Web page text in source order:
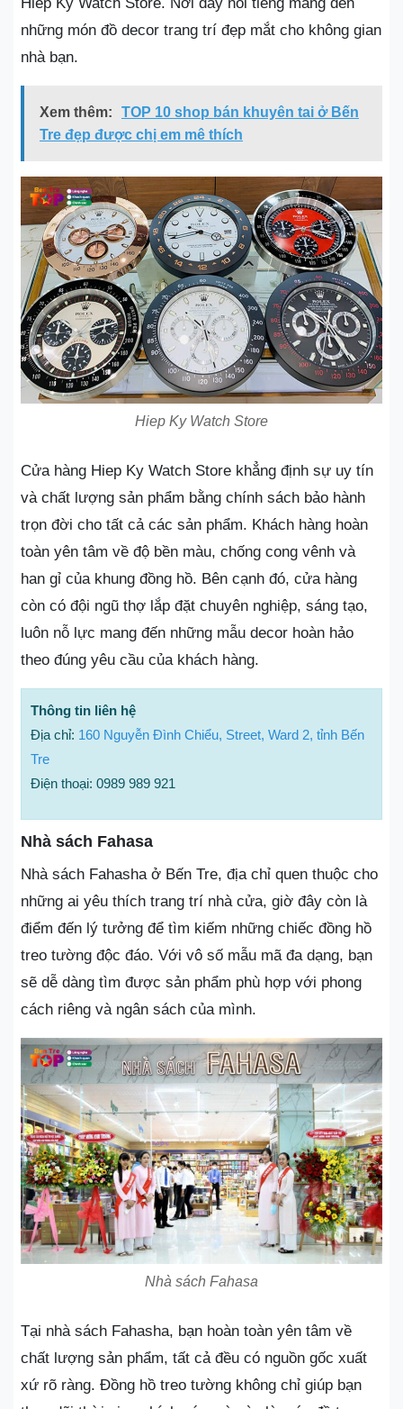
những món đồ decor trang trí đẹp mắt cho không gian
nhà bạn.
Xem thêm:
TOP 10 shop bán khuyên tai ở Bến
Tre đẹp được chị em mê thích
Hiep Ky Watch Store
Cửa hàng Hiep Ky Watch Store khẳng định sự uy tín
và chất lượng sản phẩm bằng chính sách bảo hành
trọn đời cho tất cả các sản phẩm. Khách hàng hoàn
toàn yên tâm về độ bền màu, chống cong vênh và
han gỉ của khung đồng hồ. Bên cạnh đó, cửa hàng
còn có đội ngũ thợ lắp đặt chuyên nghiệp, sáng tạo,
luôn nỗ lực mang đến những mẫu decor hoàn hảo
theo đúng yêu cầu của khách hàng.
Thông tin liên hệ
Địa chỉ: 160 Nguyễn Đình Chiểu, Street, Ward 2, tỉnh Bến
Tre
Điện thoại: 0989 989 921
Nhà sách Fahasa
Nhà sách Fahasha ở Bến Tre, địa chỉ quen thuộc cho
những ai yêu thích trang trí nhà cửa, giờ đây còn là
điểm đến lý tưởng để tìm kiếm những chiếc đồng hồ
treo tường độc đáo. Với vô số mẫu mã đa dạng, bạn
sẽ dễ dàng tìm được sản phẩm phù hợp với phong
cách riêng và ngân sách của mình.
Nhà sách Fahasa
Tại nhà sách Fahasha, bạn hoàn toàn yên tâm về
chất lượng sản phẩm, tất cả đều có nguồn gốc xuất
xứ rõ ràng. Đồng hồ treo tường không chỉ giúp bạn